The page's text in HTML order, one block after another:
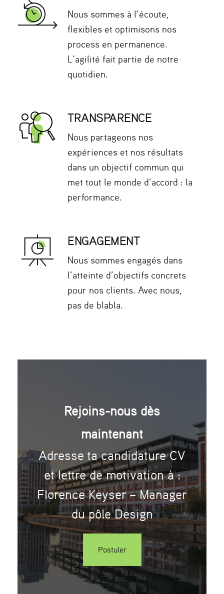
Nous sommes à l’écoute,
flexibles et optimisons nos
process en permanence.
L’agilité fait partie de notre
quotidien.
TRANSPARENCE
Nous partageons nos
expériences et nos résultats
dans un objectif commun qui
met tout le monde d’accord : la
performance.
ENGAGEMENT
Nous sommes engagés dans
l’atteinte d’objectifs concrets
pour nos clients. Avec nous,
pas de blabla.
Rejoins-nous dès
maintenant
Adresse ta candidature CV
et lettre de motivation à :
Florence Keyser – Manager
du pôle Design
Postuler